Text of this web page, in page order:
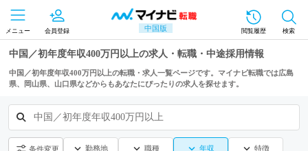
中国版
メニュー 会員登録 閲覧履歴 検索
中国／初年度年収400万円以上の求人・転職・中途採用情報
中国／初年度年収400万円以上の転職・求人一覧ページです。マイナビ転職では広島
県、岡山県、山口県などからもあなたにぴったりの求人を探せます。
中国／初年度年収400万円以上
条件変更 勤務地 職種 年収 特徴